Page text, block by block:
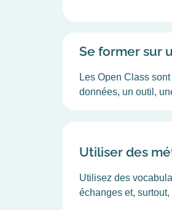
Se former sur
Les Open Class
données, un outil,
Utiliser des
Utilisez des
échanges et,